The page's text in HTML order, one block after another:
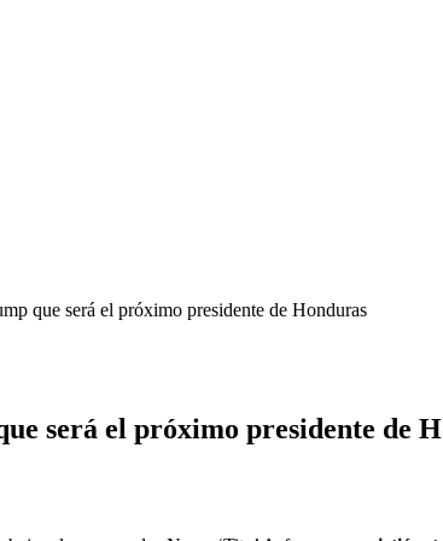
que será el próximo presidente de Honduras
será el próximo presidente de